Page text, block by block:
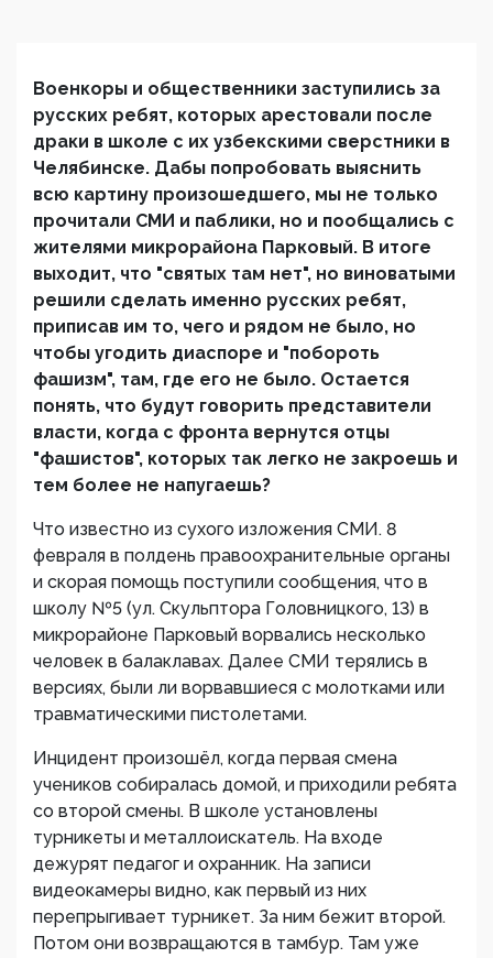
Военкоры и общественники заступились за
русских ребят, которых арестовали после
драки в школе с их узбекскими сверстники в
Челябинске. Дабы попробовать выяснить
всю картину произошедшего, мы не только
прочитали СМИ и паблики, но и пообщались с
жителями микрорайона Парковый. В итоге
выходит, что "святых там нет", но виноватыми
решили сделать именно русских ребят,
приписав им то, чего и рядом не было, но
чтобы угодить диаспоре и "побороть
фашизм", там, где его не было. Остается
понять, что будут говорить представители
власти, когда с фронта вернутся отцы
"фашистов", которых так легко не закроешь и
тем более не напугаешь?
Что известно из сухого изложения СМИ. 8
февраля в полдень правоохранительные органы
и скорая помощь поступили сообщения, что в
школу №5 (ул. Скульптора Головницкого, 13) в
микрорайоне Парковый ворвались несколько
человек в балаклавах. Далее СМИ терялись в
версиях, были ли ворвавшиеся с молотками или
травматическими пистолетами.
Инцидент произошёл, когда первая смена
учеников собиралась домой, и приходили ребята
со второй смены. В школе установлены
турникеты и металлоискатель. На входе
дежурят педагог и охранник. На записи
видеокамеры видно, как первый из них
перепрыгивает турникет. За ним бежит второй.
Потом они возвращаются в тамбур. Там уже